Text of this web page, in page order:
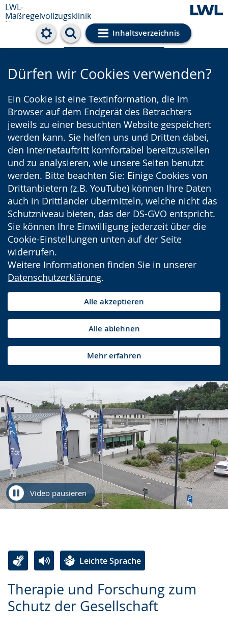
LWL-
Maßregelvollzugsklinik
Herne
Inhaltsverzeichnis
Cookie-Einstellungen
Dürfen wir Cookies verwenden?
Ein Cookie ist eine Textinformation, die im
Browser auf dem Endgerät des Betrachters
jeweils zu einer besuchten Website gespeichert
werden kann. Sie helfen uns und Dritten dabei,
den Internetauftritt komfortabel bereitzustellen
und zu analysieren, wie unsere Seiten benutzt
werden. Bitte beachten Sie: Einige Cookies von
Drittanbietern (z.B. YouTube) können Ihre Daten
auch in Drittländer übermitteln, welche nicht das
Schutzniveau bieten, das der DS-GVO entspricht.
Sie können Ihre Einwilligung jederzeit über die
Cookie-Einstellungen unten auf der Seite
widerrufen.
Weitere Informationen finden Sie in unserer
Datenschutzerklärung.
Alle akzeptieren
Alle ablehnen
Mehr erfahren
Video pausieren
Therapie und Forschung zum
Schutz der Gesellschaft
Leichte Sprache
Leichten
Sprache
Audio-
Unterstützung.
Video
in